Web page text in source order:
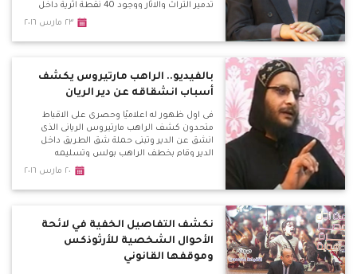
تدمير التراث والاثار ووجود 40 نقطة اثرية داخل
الدير وهذا الطريق سوف يدمر تاريخ مصر فى هذه
قضية امام الامور المستعجلة لوقف هذا الطريق
يمتلىء بالكهوف الاثرية واتعجب لعدم حفاظ
الدولة عليها
٢٣ مارس ٢٠١٦
بالفيديو.. الراهب مارتيروس يكشف
أسباب انشقاقه عن دير الريان
فى اول ظهور له اعلاميًا وحصرى على الاقباط
متحدون كشف الراهب مارتيروس الريانى الذى
انشق عن الدير وتبنى حملة شق الطريق داخل
الدير وقام بخطف الراهب بولس وتسليمه
للشرطة ، اسباب تغير موقفه بعد ان كان رافض
بولس امين الدير للشرطة وتحرير محاضر ضد
٢٠ مارس ٢٠١٦
نكشف التفاصيل الخفية في لائحة
الأحوال الشخصية للأرثوذكس
وموقفها القانوني